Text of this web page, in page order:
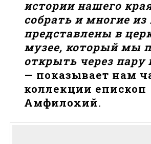
истории нашего
собрать и многие
представлены в
музее, который мы
открыть через пару
— показывает нам
коллекции епископ
Амфилохий.